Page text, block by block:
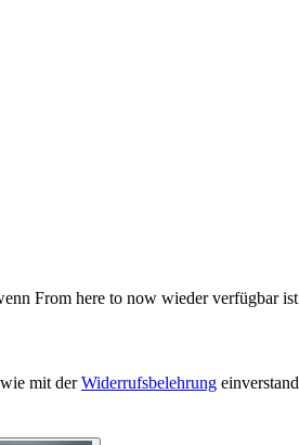
From here to now wieder verfügbar
mit derWiderrufsbelehrung